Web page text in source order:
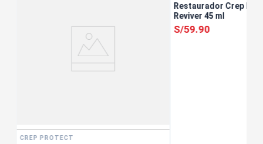
CREP PROTECT
Restaurador Crep
Reviver 45 ml
S/59.90